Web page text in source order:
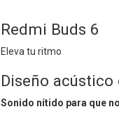
Redmi Buds 6
Eleva tu ritmo
Diseño
Sonido nítido para que